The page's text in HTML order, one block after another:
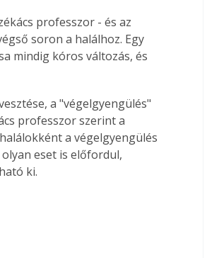
professzor - és az
soron a halálhoz. Egy
mindig kóros változás, és
a "végelgyengülés"
professzor szerint a
a végelgyengülés
eset is előfordul,
ki.